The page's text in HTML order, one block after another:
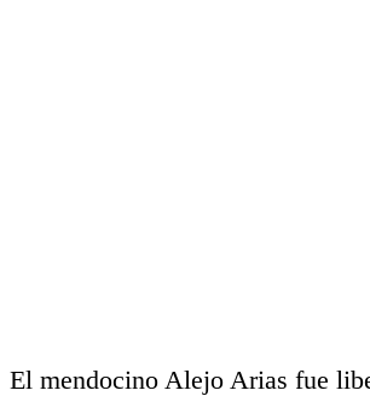
El mendocino Alejo Arias fue